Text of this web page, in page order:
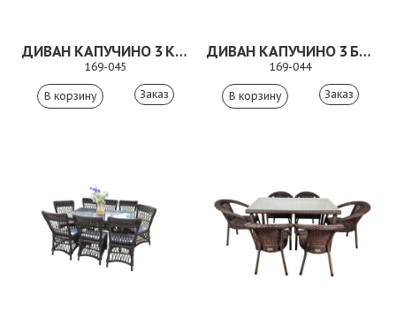
ДИВАН КАПУЧИНО 3 КОРИЧНЕВЫЙ
169-045
Заказ
ДИВАН КАПУЧИНО 3 БЕЖЕВЫЙ
169-044
Заказ